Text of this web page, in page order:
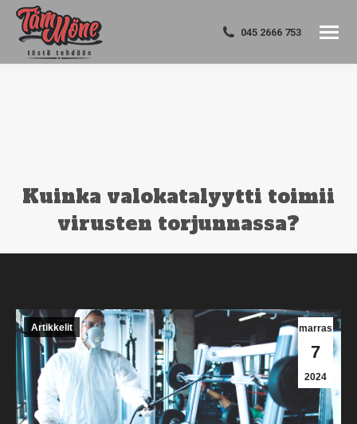
045 2666 753
Kuinka valokatalyytti toimii
virusten torjunnassa?
marras
7
2024
Artikkelit